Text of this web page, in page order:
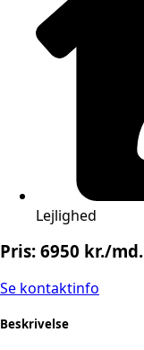
Lejlighed
Pris: 6950 kr./md.
Se kontaktinfo
Beskrivelse